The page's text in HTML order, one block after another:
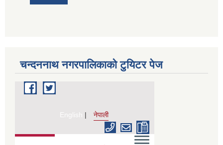
चन्दननाथ नगरपालिकाको टुयिटर पेज